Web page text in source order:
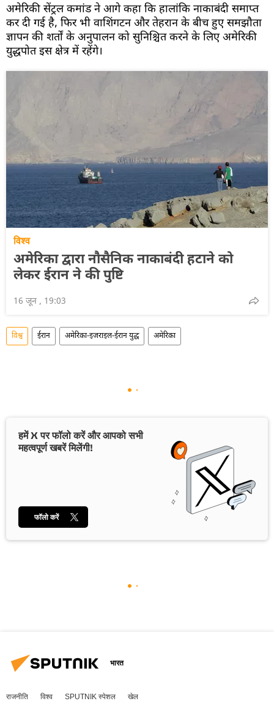
अमेरिकी सेंट्रल कमांड ने आगे कहा कि हालांकि नाकाबंदी समाप्त
कर दी गई है, फिर भी वाशिंगटन और तेहरान के बीच हुए समझौता
ज्ञापन की शर्तों के अनुपालन को सुनिश्चित करने के लिए अमेरिकी
युद्धपोत इस क्षेत्र में रहेंगे।
विश्व
अमेरिका द्वारा नौसैनिक नाकाबंदी हटाने को
लेकर ईरान ने की पुष्टि
16 जून , 19:03
विश्व ईरान अमेरिका-इजराइल-ईरान युद्ध अमेरिका
हमें X पर फॉलो करें और आपको सभी
महत्वपूर्ण खबरें मिलेंगी!
फॉलो करें
भारत
राजनीति विश्व SPUTNIK स्पेशल खेल